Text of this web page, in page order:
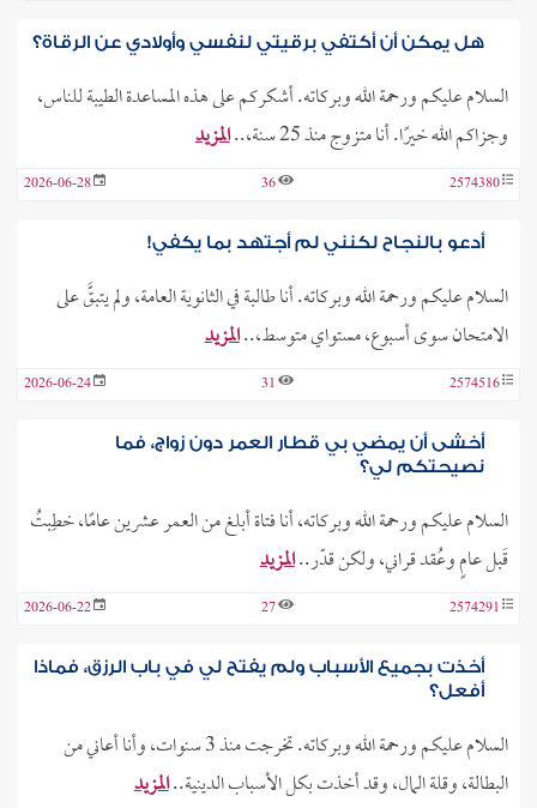
هل يمكن أن أكتفي برقيتي لنفسي وأولادي عن الرقاة؟
السلام عليكم ورحمة الله وبركاته. أشكركم على هذه المساعدة الطيبة للناس،
وجزاكم الله خيرًا. أنا متزوج منذ 25 سنة،..
المزيد
2574380
36
2026-06-28
أدعو بالنجاح لكنني لم أجتهد بما يكفي!
السلام عليكم ورحمة الله وبركاته. أنا طالبة في الثانوية العامة، ولم يتبقَّ على
الامتحان سوى أسبوع، مستواي متوسط،..المزيد
2574516
31
2026-06-24
أخشى أن يمضي بي قطار العمر دون زواج، فما
نصيحتكم لي؟
السلام عليكم ورحمة الله وبركاته، أنا فتاة أبلغ من العمر عشرين عامًا، خطِبتُ
قَبل عامٍ وعُقد قراني، ولكن قدّر..المزيد
2574291
27
2026-06-22
أخذت بجميع الأسباب ولم يفتح لي في باب الرزق، فماذا
أفعل؟
السلام عليكم ورحمة الله وبركاته. تخرجت منذ 3 سنوات، وأنا أعاني من
البطالة، وقلة المال، وقد أخذت بكل الأسباب الدينية..المزيد